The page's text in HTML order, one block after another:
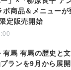
ボ商品＆メニュー
定販売開始
有馬 有馬の歴史と
ランを9月から展開